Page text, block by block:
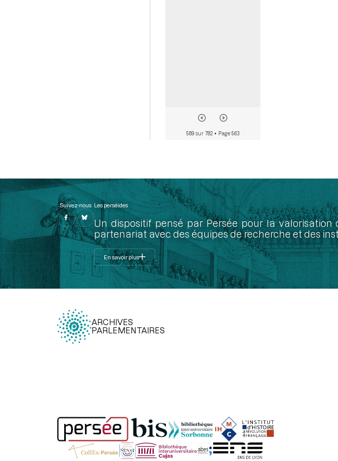
589 sur 782 • Page 563
Suivez-nous Les perséides
Un dispositif pensé par Persée pour la
partenariat avec des équipes de recherche et des
En savoir plus
ARCHIVES
PARLEMENTAIRES